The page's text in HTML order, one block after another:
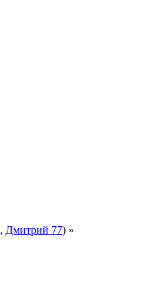
, Дмитрий 77) »